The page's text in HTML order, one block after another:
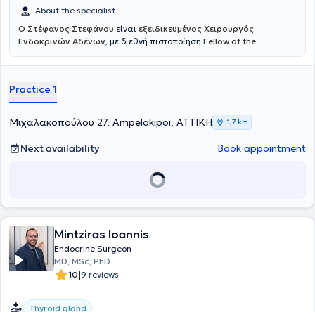
About the specialist
Ο Στέφανος Στεφάνου είναι εξειδικευμένος Χειρουργός
Ενδοκρινών Αδένων, με διεθνή πιστοποίηση Fellow of the
αναγνωρίζεται σε ευρωπαϊκό επίπεδο και απονέμεται σε
των ενδοκρινών αδένων. Διατηρεί ιδιωτικό ιατρείο στους
Αμπελόκηπους, προσφέροντας εξατομικευμένη και υψηλού επιπέδου
φροντίδα σε ασθενείς με παθήσεις του θυρεοειδούς, των
παραθυρεοειδών και των επινεφριδίων. Αποφοίτησε από την
Ιατρική Σχολή του Πανεπιστημίου Ιωαννίνων και ολοκλήρωσε την
ειδικότητα της Γενικής Χειρουργικής στο Γενικό Νοσοκομείο
στη Χειρουργική Ενδοκρινών Αδένων από το Αριστοτέλειο
Practice 1
Μιχαλακοπούλου 27, Ampelokipoi, ΑΤΤΙΚΗ 1,7 km
Next availability Book appointment
Mintziras Ioannis
Endocrine Surgeon
MD, MSc, PhD
10|9 reviews
Thyroid gland